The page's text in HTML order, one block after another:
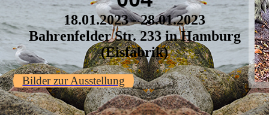
18.01.2023 - 28.01.2023
Bahrenfelder Str. 233 in Hamburg
(Eisfabrik)
Bilder zur Ausstellung